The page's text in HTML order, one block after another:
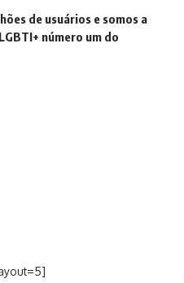
de usuários e somos a
número um do